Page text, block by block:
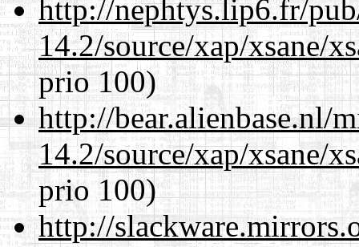
http://nephtys.lip6.fr/
14.2/source/xap/xsane/
prio 100)
http://bear.alienbase.nl/
14.2/source/xap/xsane/
prio 100)
http://